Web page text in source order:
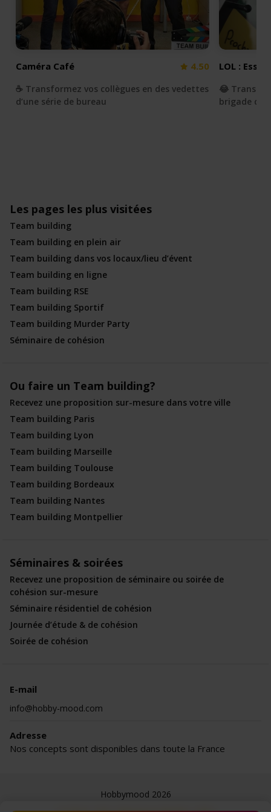
Caméra Café 4.50
☕️ Transformez vos collègues en des vedettes
d’une série de bureau
LOL :
😂
brigade du
Les pages les plus visitées
Team building
Team building en plein air
Team building dans vos locaux/lieu d’évent
Team building en ligne
Team building RSE
Team building Sportif
Team building Murder Party
Séminaire de cohésion
Ou faire un Team building?
Recevez une proposition sur-mesure dans votre ville
Team building Paris
Team building Lyon
Team building Marseille
Team building Toulouse
Team building Bordeaux
Team building Nantes
Team building Montpellier
Séminaires & soirées
Recevez une proposition de séminaire ou soirée de
cohésion sur-mesure
Séminaire résidentiel de cohésion
Journée d’étude & de cohésion
Soirée de cohésion
E-mail
info@hobby-mood.com
Adresse
Nos concepts sont disponibles dans toute la France
Hobbymood 2026